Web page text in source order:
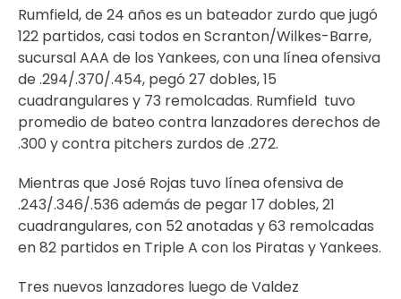
Rumfield, de 24 años es un bateador zurdo que jugó
122 partidos, casi todos en Scranton/Wilkes-Barre,
sucursal AAA de los Yankees, con una línea ofensiva
de .294/.370/.454, pegó 27 dobles, 15
cuadrangulares y 73 remolcadas. Rumfield tuvo
promedio de bateo contra lanzadores derechos de
.300 y contra pitchers zurdos de .272.
Mientras que José Rojas tuvo línea ofensiva de
.243/.346/.536 además de pegar 17 dobles, 21
cuadrangulares, con 52 anotadas y 63 remolcadas
en 82 partidos en Triple A con los Piratas y Yankees.
Tres nuevos lanzadores luego de Valdez